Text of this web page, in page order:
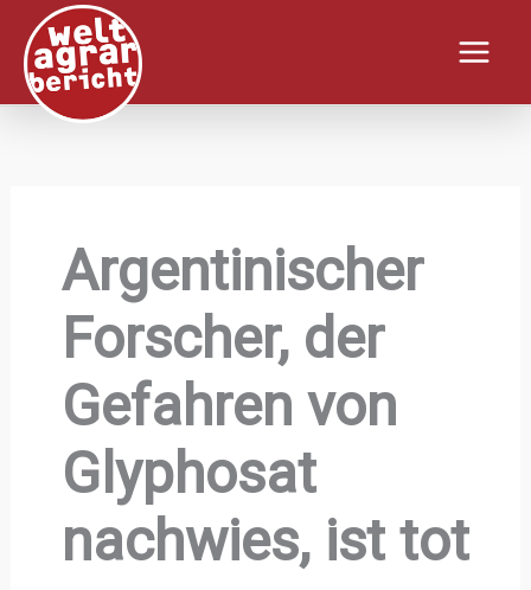
Inhalt
springen
Argentinischer
Forscher, der
Gefahren von
Glyphosat
nachwies, ist tot